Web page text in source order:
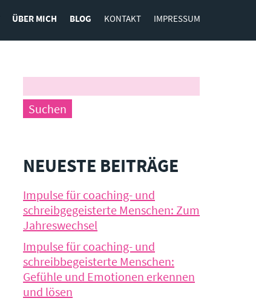
ÜBER MICH BLOG KONTAKT IMPRESSUM
NEUESTE BEITRÄGE
Impulse für coaching- und
schreibgegeisterte Menschen: Zum
Jahreswechsel
Impulse für coaching- und
schreibbegeisterte Menschen:
Gefühle und Emotionen erkennen
und lösen